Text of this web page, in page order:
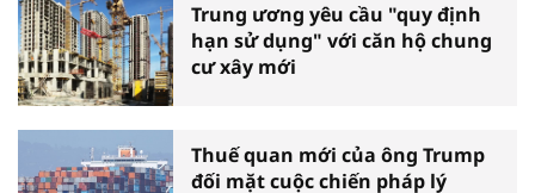
Trung ương yêu cầu "quy định
hạn sử dụng" với căn hộ chung
cư xây mới
Thuế quan mới của ông Trump
đối mặt cuộc chiến pháp lý